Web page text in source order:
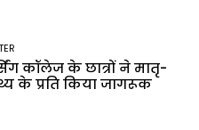
कॉलेज के छात्रों ने मातृ-
के प्रति किया जागरूक